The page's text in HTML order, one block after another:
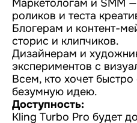
Маркетологам и SMM
роликов и теста
Блогерам и контент-
сторис и клипчиков.
Дизайнерам и
экспериментов с
Всем, кто хочет
безумную идею.
Доступность:
Kling Turbo Pro будет